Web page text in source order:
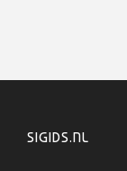
SIGIDS.NL